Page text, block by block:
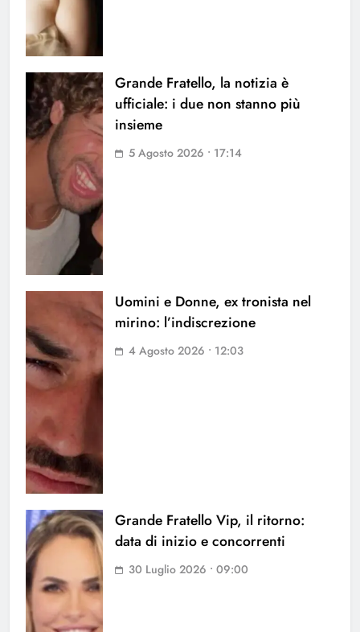
Grande Fratello, la notizia è
ufficiale: i due non stanno più
insieme
5 Agosto 2026 • 17:14
Uomini e Donne, ex tronista nel
mirino: l’indiscrezione
4 Agosto 2026 • 12:03
Grande Fratello Vip, il ritorno:
data di inizio e concorrenti
30 Luglio 2026 • 09:00